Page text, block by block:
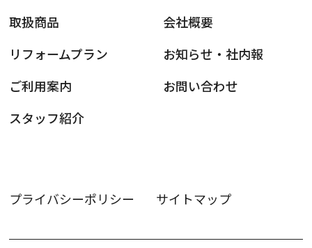
取扱商品
リフォームプラン
ご利用案内
スタッフ紹介
会社概要
お知らせ・社内報
お問い合わせ
プライバシーポリシー サイトマップ